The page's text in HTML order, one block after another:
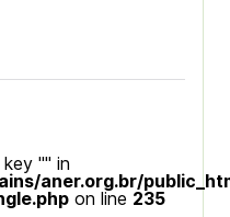
"" in
aner.org.br/
on line 235